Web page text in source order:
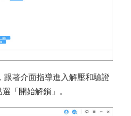
跟著介面指導進入解壓和驗證
「開始解鎖」。